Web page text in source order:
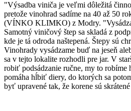
"Výsadba viniča je veľmi dôležitá
pretože vinohrad sadíme na 40 až 50
(VÍNKO KLIMKO) z Modry.
Samotný viničový štep sa skladá z
kde je tá odroda naštepená. Štepy sú
Vinohrady vysádzame buď na jeseň
sa v tejto lokalite rozhodli pre jar. V
robiť podsádzanie ručne, my to robíme
pomáha hĺbiť diery, do ktorých sa
byť upravené tak, že korene sú